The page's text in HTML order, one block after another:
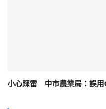
小心踩雷 中市農業局：誤用